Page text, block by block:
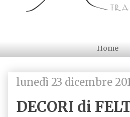
Home
lunedì 23 dicembre
DECORI di